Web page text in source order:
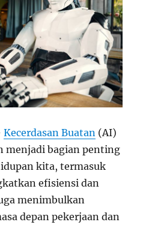
Kecerdasan Buatan (AI)
menjadi bagian penting
kita, termasuk
efisiensi dan
menimbulkan
depan pekerjaan dan